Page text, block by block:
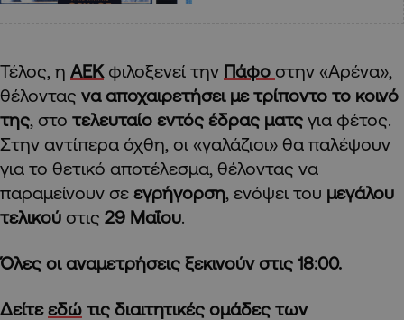
Τέλος, η ΑΕΚφιλοξενεί την Πάφο στην «Αρένα»,
θέλοντας να αποχαιρετήσει με τρίποντο το κοινό
της, στο τελευταίο εντός έδρας ματς για φέτος.
Στην αντίπερα όχθη, οι «γαλάζιοι» θα παλέψουν
για το θετικό αποτέλεσμα, θέλοντας να
παραμείνουν σε εγρήγορση, ενόψει του μεγάλου
τελικού στις 29 Μαΐου.
Όλες οι αναμετρήσεις ξεκινούν στις 18:00.
Δείτεεδώ τις διαιτητικές ομάδες των